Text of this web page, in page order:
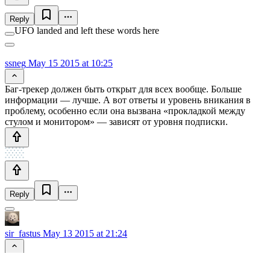
Reply
UFO landed and left these words here
ssneg May 15 2015 at 10:25
Баг-трекер должен быть открыт для всех вообще. Больше
информации — лучше. А вот ответы и уровень вникания в
проблему, особенно если она вызвана «прокладкой между
стулом и монитором» — зависят от уровня подписки.
Reply
sir_fastus May 13 2015 at 21:24